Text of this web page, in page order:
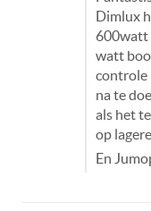
Dimlux
600watt
watt
controle
na te
als het
op
En